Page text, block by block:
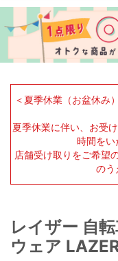
＜夏季休業（お盆休み
夏季休業に伴い、お受
時間をい
店舗受け取りをご希望
のう
レイザー 自
ウェア